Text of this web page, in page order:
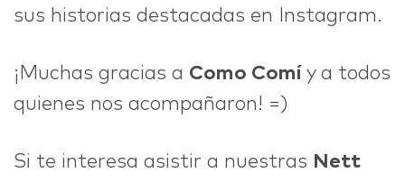
sus historias destacadas en Instagram.
¡Muchas gracias a Como Comí y a todos
quienes nos acompañaron! =)
Si te interesa asistir a nuestras Nett